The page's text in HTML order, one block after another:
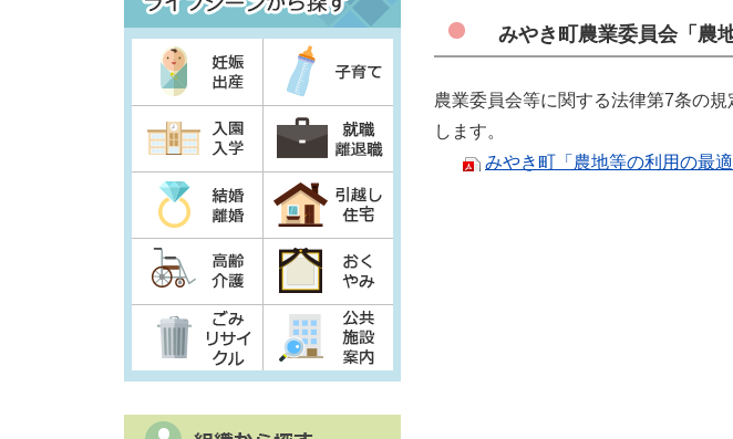
みやき町農業委員会「農
農業委員会等に関する法律第7条の
します。
みやき町「農地等の利用の最